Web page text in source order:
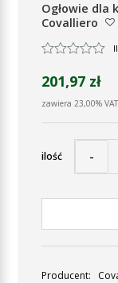
Ogłowie dla
Covalliero
201,97 zł
zawiera 23,00%
ilość -
Producent: